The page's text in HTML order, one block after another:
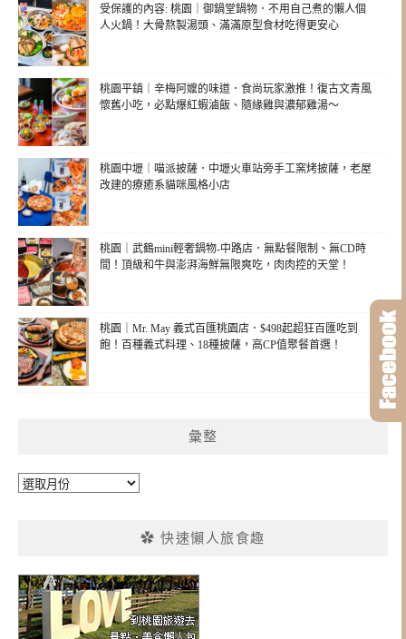
受保護的內容: 桃園｜御鍋堂鍋物．不用自己煮的懶人個
人火鍋！大骨熬製湯頭、滿滿原型食材吃得更安心
桃園平鎮｜辛梅阿嬤的味道．食尚玩家激推！復古文青風
懷舊小吃，必點爆紅蝦滷飯、隨緣雞與濃郁雞湯～
桃園中壢｜喵派披薩．中壢火車站旁手工窯烤披薩，老屋
改建的療癒系貓咪風格小店
桃園｜武鶴mini輕奢鍋物-中路店．無點餐限制、無CD時
間！頂級和牛與澎湃海鮮無限爽吃，肉肉控的天堂！
桃園｜Mr. May 義式百匯桃園店．$498起超狂百匯吃到
飽！百種義式料理、18種披薩，高CP值聚餐首選！
彙整
彙
✿ 快速懶人旅食趣